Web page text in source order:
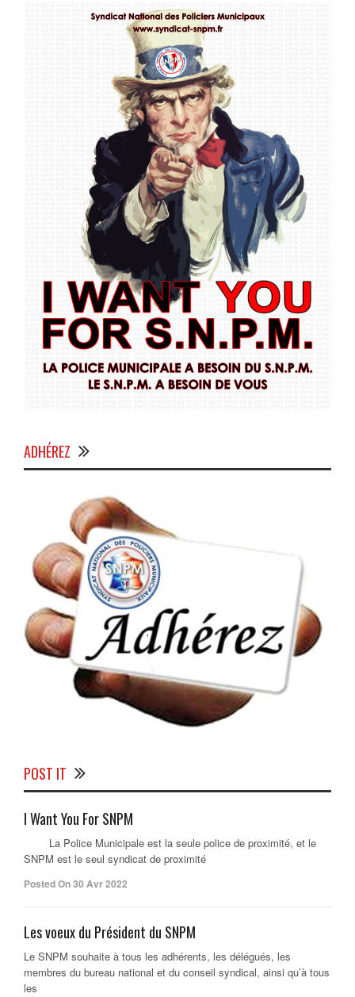
ADHÉREZ
POST IT
I Want You For SNPM
La Police Municipale est la seule police de proximité, et le
SNPM est le seul syndicat de proximité
Posted On 30 Avr 2022
Les voeux du Président du SNPM
Le SNPM souhaite à tous les adhérents, les délégués, les
membres du bureau national et du conseil syndical, ainsi qu’à tous
les